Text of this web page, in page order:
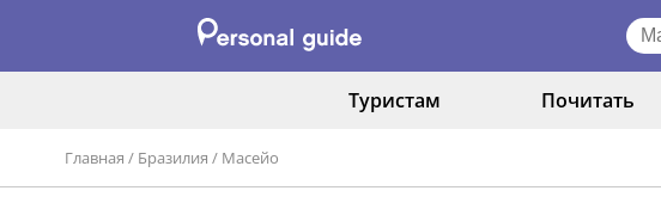
Туристам Почитать
Главная / Бразилия / Масейо